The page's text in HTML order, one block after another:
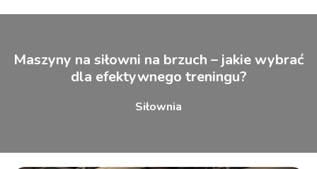
Maszyny na siłowni na brzuch – jakie wybrać
dla efektywnego treningu?
Siłownia